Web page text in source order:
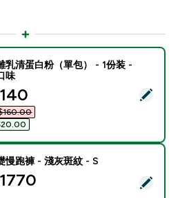
離乳清蛋白粉（單包） - 1份装 -
乳清蛋白粉（單包） - 1份装 -
味
price
礎慢跑褲 - 淺灰斑紋 - S
慢跑褲 - 淺灰斑紋 - S